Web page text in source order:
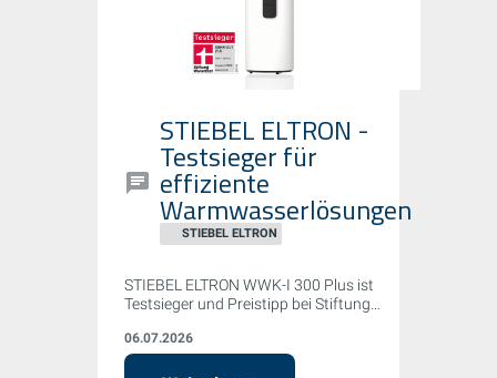
STIEBEL ELTRON
STIEBEL ELTRON -
Testsieger für
effiziente
Warmwasserlösungen
STIEBEL ELTRON WWK-I 300 Plus ist
Testsieger und Preistipp bei Stiftung
(1,5) – Spitzenwert bei Effizienz (COP
4,06) und leisester Betrieb im Test.
06.07.2026